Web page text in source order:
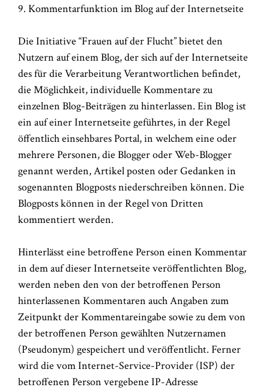
9. Kommentarfunktion im Blog auf der Internetseite
Die Initiative “Frauen auf der Flucht” bietet den
Nutzern auf einem Blog, der sich auf der Internetseite
des für die Verarbeitung Verantwortlichen befindet,
die Möglichkeit, individuelle Kommentare zu
einzelnen Blog-Beiträgen zu hinterlassen. Ein Blog ist
ein auf einer Internetseite geführtes, in der Regel
öffentlich einsehbares Portal, in welchem eine oder
mehrere Personen, die Blogger oder Web-Blogger
genannt werden, Artikel posten oder Gedanken in
sogenannten Blogposts niederschreiben können. Die
Blogposts können in der Regel von Dritten
kommentiert werden.
Hinterlässt eine betroffene Person einen Kommentar
in dem auf dieser Internetseite veröffentlichten Blog,
werden neben den von der betroffenen Person
hinterlassenen Kommentaren auch Angaben zum
Zeitpunkt der Kommentareingabe sowie zu dem von
der betroffenen Person gewählten Nutzernamen
(Pseudonym) gespeichert und veröffentlicht. Ferner
wird die vom Internet-Service-Provider (ISP) der
betroffenen Person vergebene IP-Adresse